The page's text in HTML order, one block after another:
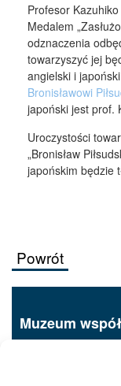
Profesor
Medalem
odznaczenia
towarzyszyć jej
angielski i
Bronisławowi
japoński jest prof.
Uroczystości
„Bronisław
japońskim będzie
Powrót
Muzeum